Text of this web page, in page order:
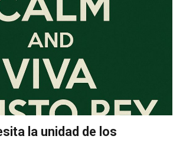
la unidad de los